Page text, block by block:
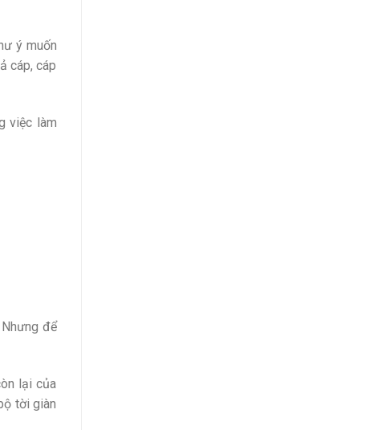
ý muốn
cáp, cáp
việc làm
để
lại của
tời giàn